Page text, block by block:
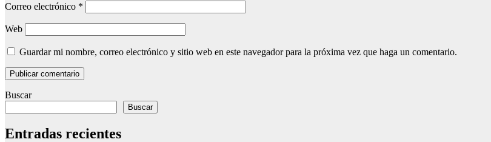
Correo electrónico *
Web
Guardar mi nombre, correo electrónico y sitio web en este navegador para la próxima vez que haga un comentario.
Buscar
Buscar
Entradas recientes